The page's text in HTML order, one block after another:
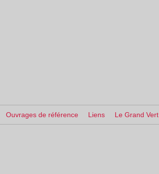
Ouvrages de référence Liens Le Grand Vert